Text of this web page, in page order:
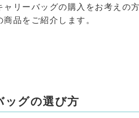
リーバッグの購入をお考えの
品をご紹介します。
ッグの選び方